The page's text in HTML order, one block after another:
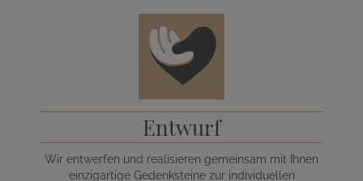
Entwurf
Wir entwerfen und realisieren gemeinsam mit Ihnen
einzigartige Gedenksteine zur individuellen